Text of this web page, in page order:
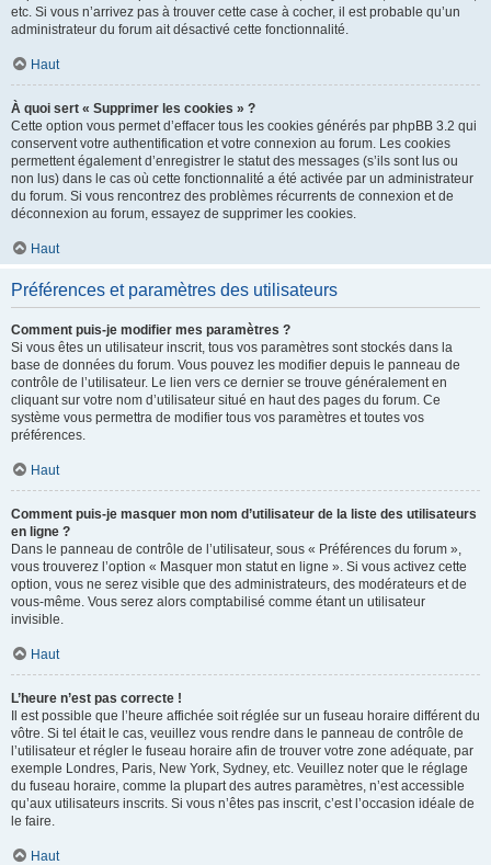
etc. Si vous n’arrivez pas à trouver cette case à cocher, il est probable qu’un
administrateur du forum ait désactivé cette fonctionnalité.
Haut
À quoi sert « Supprimer les cookies » ?
Cette option vous permet d’effacer tous les cookies générés par phpBB 3.2 qui
conservent votre authentification et votre connexion au forum. Les cookies
permettent également d’enregistrer le statut des messages (s’ils sont lus ou
non lus) dans le cas où cette fonctionnalité a été activée par un administrateur
du forum. Si vous rencontrez des problèmes récurrents de connexion et de
déconnexion au forum, essayez de supprimer les cookies.
Haut
Préférences et paramètres des utilisateurs
Comment puis-je modifier mes paramètres ?
Si vous êtes un utilisateur inscrit, tous vos paramètres sont stockés dans la
base de données du forum. Vous pouvez les modifier depuis le panneau de
contrôle de l’utilisateur. Le lien vers ce dernier se trouve généralement en
cliquant sur votre nom d’utilisateur situé en haut des pages du forum. Ce
système vous permettra de modifier tous vos paramètres et toutes vos
préférences.
Haut
Comment puis-je masquer mon nom d’utilisateur de la liste des utilisateurs
en ligne ?
Dans le panneau de contrôle de l’utilisateur, sous « Préférences du forum »,
vous trouverez l’option « Masquer mon statut en ligne ». Si vous activez cette
option, vous ne serez visible que des administrateurs, des modérateurs et de
vous-même. Vous serez alors comptabilisé comme étant un utilisateur
invisible.
Haut
L’heure n’est pas correcte !
Il est possible que l’heure affichée soit réglée sur un fuseau horaire différent du
vôtre. Si tel était le cas, veuillez vous rendre dans le panneau de contrôle de
l’utilisateur et régler le fuseau horaire afin de trouver votre zone adéquate, par
exemple Londres, Paris, New York, Sydney, etc. Veuillez noter que le réglage
du fuseau horaire, comme la plupart des autres paramètres, n’est accessible
qu’aux utilisateurs inscrits. Si vous n’êtes pas inscrit, c’est l’occasion idéale de
le faire.
Haut